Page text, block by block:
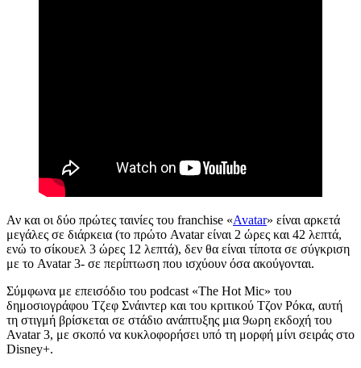
Αν και οι δύο πρώτες ταινίες του franchise «Avatar» είναι αρκετά
μεγάλες σε διάρκεια (το πρώτο Avatar είναι 2 ώρες και 42 λεπτά,
ενώ το σίκουελ 3 ώρες 12 λεπτά), δεν θα είναι τίποτα σε σύγκριση
με το Avatar 3- σε περίπτωση που ισχύουν όσα ακούγονται.
Σύμφωνα με επεισόδιο του podcast «The Hot Mic» του
δημοσιογράφου Τζεφ Σνάιντερ και του κριτικού Τζον Ρόκα, αυτή
τη στιγμή βρίσκεται σε στάδιο ανάπτυξης μια 9ωρη εκδοχή του
Avatar 3, με σκοπό να κυκλοφορήσει υπό τη μορφή μίνι σειράς στο
Disney+.